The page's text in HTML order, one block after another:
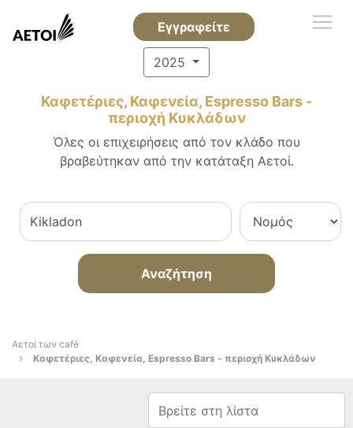
Εγγραφείτε
2025
Καφετέριες, Καφενεία, Espresso Bars -
περιοχή Κυκλάδων
Όλες οι επιχειρήσεις από τον κλάδο που
βραβεύτηκαν από την κατάταξη Αετοί.
Αναζήτηση
Αετοί των café
Καφετέριες, Καφενεία, Espresso Bars - περιοχή Κυκλάδων